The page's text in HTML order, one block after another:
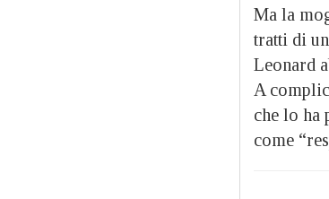
Ma la
tratti di
Leonard
A
che lo ha
come